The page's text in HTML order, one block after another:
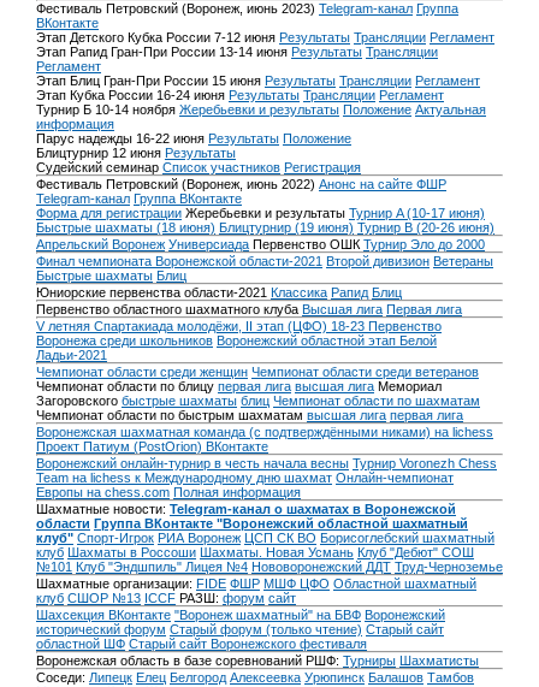
Фестиваль Петровский (Воронеж, июнь 2023) Telegram-канал Группа
ВКонтакте
Этап Детского Кубка России 7-12 июня Результаты Трансляции Регламент
Этап Рапид Гран-При России 13-14 июня Результаты Трансляции
Регламент
Этап Блиц Гран-При России 15 июня Результаты Трансляции Регламент
Этап Кубка России 16-24 июня Результаты Трансляции Регламент
Турнир Б 10-14 ноября Жеребьевки и результаты Положение Актуальная
информация
Парус надежды 16-22 июня Результаты Положение
Блицтурнир 12 июня Результаты
Судейский семинар Список участников Регистрация
Фестиваль Петровский (Воронеж, июнь 2022) Анонс на сайте ФШР
Telegram-канал Группа ВКонтакте
Форма для регистрации Жеребьевки и результаты Турнир A (10-17 июня)
Быстрые шахматы (18 июня) Блицтурнир (19 июня) Турнир B (20-26 июня)
Апрельский Воронеж Универсиада Первенство ОШК Турнир Эло до 2000
Финал чемпионата Воронежской области-2021 Второй дивизион Ветераны
Быстрые шахматы Блиц
Юниорские первенства области-2021 Классика Рапид Блиц
Первенство областного шахматного клуба Высшая лига Первая лига
V летняя Спартакиада молодёжи, II этап (ЦФО) 18-23 Первенство
Воронежа среди школьников Воронежский областной этап Белой
Ладьи-2021
Чемпионат области среди женщин Чемпионат области среди ветеранов
Чемпионат области по блицу первая лига высшая лига Мемориал
Загоровского быстрые шахматы блиц Чемпионат области по шахматам
Чемпионат области по быстрым шахматам высшая лига первая лига
Воронежская шахматная команда (с подтверждёнными никами) на lichess
Проект Патиум (PostOrion) ВКонтакте
Воронежский онлайн-турнир в честь начала весны Турнир Voronezh Chess
Team на lichess к Международному дню шахмат Онлайн-чемпионат
Европы на chess.com Полная информация
Шахматные новости: Telegram-канал о шахматах в Воронежской
области Группа ВКонтакте "Воронежский областной шахматный
клуб" Спорт-Игрок РИА Воронеж ЦСП СК ВО Борисоглебский шахматный
клуб Шахматы в Россоши Шахматы. Новая Усмань Клуб "Дебют" СОШ
№101 Клуб "Эндшпиль" Лицея №4 Нововоронежский ДДТ Труд-Черноземье
Шахматные организации: FIDE ФШР МШФ ЦФО Областной шахматный
клуб СШОР №13 ICCF РАЗШ: форум сайт
Шахсекция ВКонтакте "Воронеж шахматный" на БВФ Воронежский
исторический форум Cтарый форум (только чтение) Старый сайт
областной ШФ Старый сайт Воронежского фестиваля
Воронежская область в базе соревнований РШФ: Турниры Шахматисты
Соседи: Липецк Елец Белгород Алексеевка Урюпинск Балашов Тамбов